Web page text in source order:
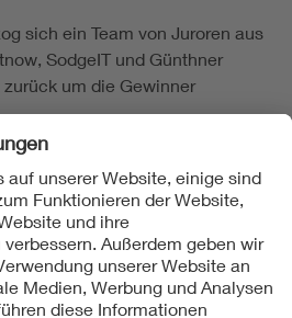
sich ein Team von Juroren aus
SodgeIT und Günthner
um die Gewinner
die Gruppe 4. (Stefan Poppel,
Mario Jacobi) gewählt. Der
2. (Jonas Acker, Max Rieger)
Gruppe 4. (Illya Gents).